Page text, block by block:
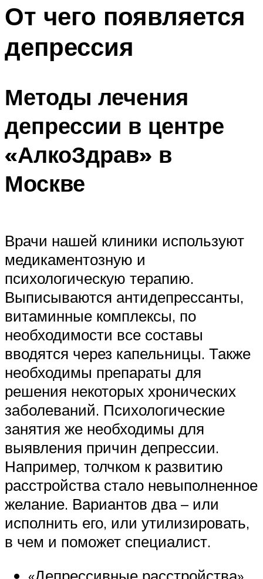
От чего появляется
депрессия
Методы лечения
депрессии в центре
«АлкоЗдрав» в
Москве
Врачи нашей клиники используют
медикаментозную и
психологическую терапию.
Выписываются антидепрессанты,
витаминные комплексы, по
необходимости все составы
вводятся через капельницы. Также
необходимы препараты для
решения некоторых хронических
заболеваний. Психологические
занятия же необходимы для
выявления причин депрессии.
Например, толчком к развитию
расстройства стало невыполненное
желание. Вариантов два – или
исполнить его, или утилизировать,
в чем и поможет специалист.